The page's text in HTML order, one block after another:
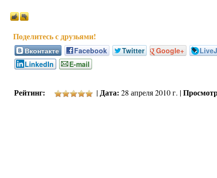
Вконтакте Facebook Twitter Google+
LinkedIn
E-mail
Рейтинг: |Дата: 28 апреля 2010 г. |